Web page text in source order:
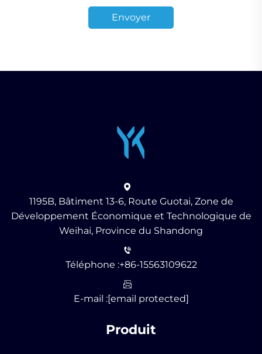
Envoyer
1195B, Bâtiment 13-6, Route Guotai, Zone de
Développement Économique et Technologique de
Weihai, Province du Shandong
Téléphone :+86-15563109622
E-mail :[email protected]
Produit